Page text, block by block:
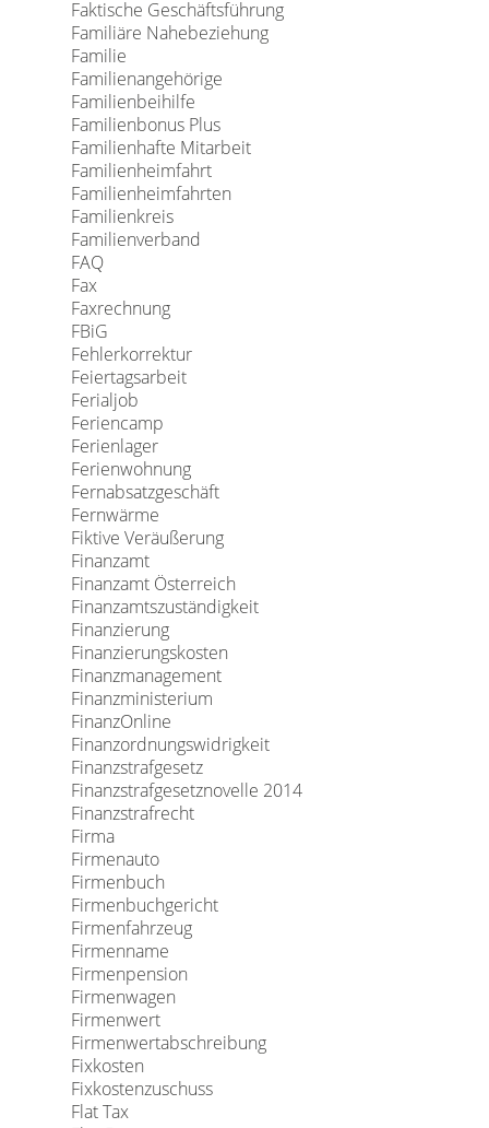
Faktische Geschäftsführung
Familiäre Nahebeziehung
Familie
Familienangehörige
Familienbeihilfe
Familienbonus Plus
Familienhafte Mitarbeit
Familienheimfahrt
Familienheimfahrten
Familienkreis
Familienverband
FAQ
Fax
Faxrechnung
FBiG
Fehlerkorrektur
Feiertagsarbeit
Ferialjob
Feriencamp
Ferienlager
Ferienwohnung
Fernabsatzgeschäft
Fernwärme
Fiktive Veräußerung
Finanzamt
Finanzamt Österreich
Finanzamtszuständigkeit
Finanzierung
Finanzierungskosten
Finanzmanagement
Finanzministerium
FinanzOnline
Finanzordnungswidrigkeit
Finanzstrafgesetz
Finanzstrafgesetznovelle 2014
Finanzstrafrecht
Firma
Firmenauto
Firmenbuch
Firmenbuchgericht
Firmenfahrzeug
Firmenname
Firmenpension
Firmenwagen
Firmenwert
Firmenwertabschreibung
Fixkosten
Fixkostenzuschuss
Flat Tax